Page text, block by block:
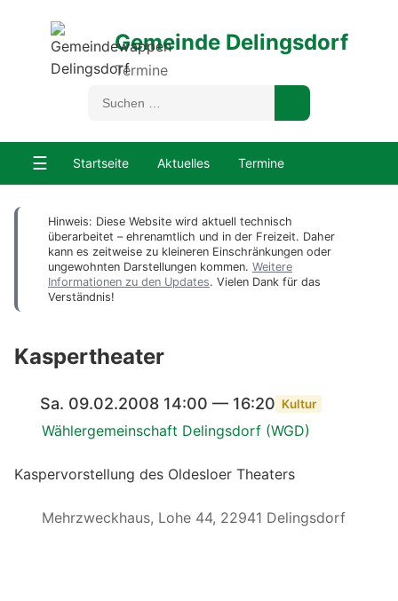
Gemeinde Delingsdorf
Termine
☰ Startseite Aktuelles Termine
Hinweis: Diese Website wird aktuell technisch
überarbeitet – ehrenamtlich und in der Freizeit. Daher
kann es zeitweise zu kleineren Einschränkungen oder
ungewohnten Darstellungen kommen. Weitere
Informationen zu den Updates. Vielen Dank für das
Verständnis!
Kaspertheater
Sa. 09.02.2008 14:00 — 16:20 Kultur
Wählergemeinschaft Delingsdorf (WGD)
Kaspervorstellung des Oldesloer Theaters
Mehrzweckhaus, Lohe 44, 22941 Delingsdorf